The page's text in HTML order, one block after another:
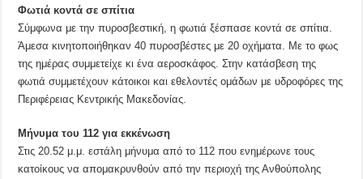
Φωτιά κοντά σε σπίτια
Σύμφωνα με την πυροσβεστική, η φωτιά ξέσπασε κοντά σε σπίτια.
Άμεσα κινητοποιήθηκαν 40 πυροσβέστες με 20 οχήματα. Με το φως
της ημέρας συμμετείχε κι ένα αεροσκάφος. Στην κατάσβεση της
φωτιά συμμετέχουν κάτοικοι και εθελοντές ομάδων με υδροφόρες της
Περιφέρειας Κεντρικής Μακεδονίας.
Μήνυμα του 112 για εκκένωση
Στις 20.52 μ.μ. εστάλη μήνυμα από το 112 που ενημέρωνε τους
κατοίκους να απομακρυνθούν από την περιοχή της Ανθούπολης